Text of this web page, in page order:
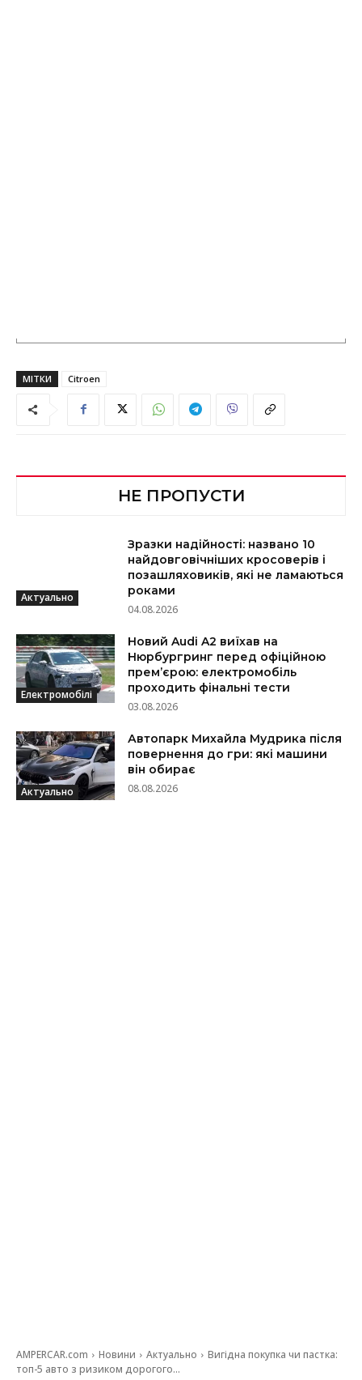
МІТКИ Citroen
НЕ ПРОПУСТИ
Актуально
Зразки надійності: названо 10
найдовговічніших кросоверів і
позашляховиків, які не ламаються
роками
04.08.2026
Електромобілі
Новий Audi A2 виїхав на
Нюрбургринг перед офіційною
прем’єрою: електромобіль
проходить фінальні тести
03.08.2026
Актуально
Автопарк Михайла Мудрика після
повернення до гри: які машини
він обирає
08.08.2026